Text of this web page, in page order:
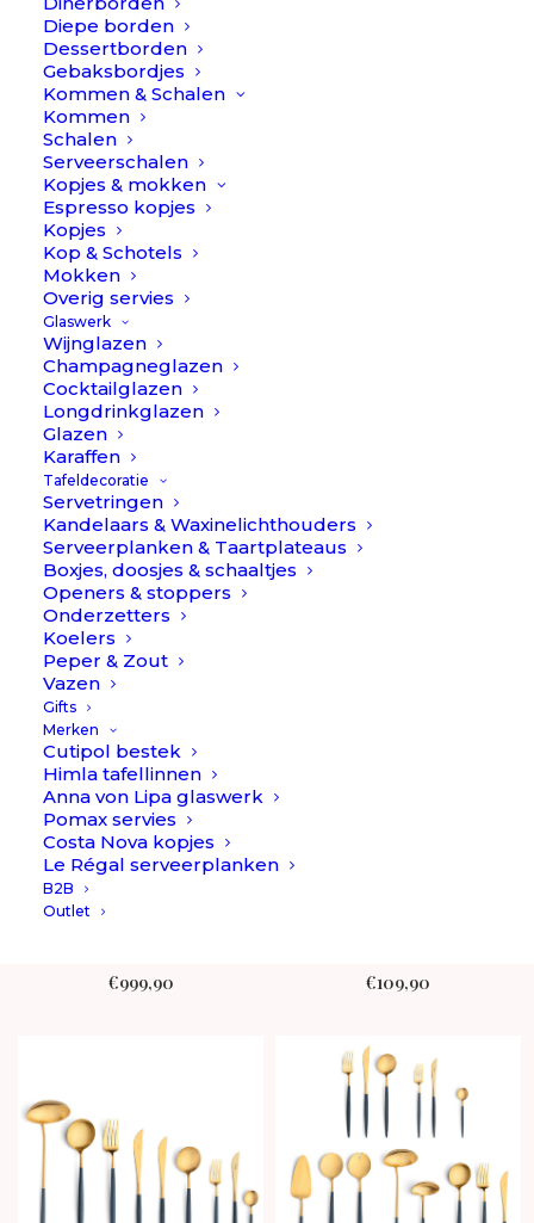
Diepe borden
Dessertborden
Gebaksbordjes
Kommen & Schalen
Kommen
Schalen
Serveerschalen
Kopjes & mokken
Espresso kopjes
Kopjes
Kop & Schotels
Mokken
Overig servies
Glaswerk
Wijnglazen
Champagneglazen
Cocktailglazen
Longdrinkglazen
Glazen
Karaffen
Tafeldecoratie
Servetringen
Kandelaars & Waxinelichthouders
Serveerplanken & Taartplateaus
Boxjes, doosjes & schaaltjes
Openers & stoppers
Onderzetters
Koelers
Peper & Zout
Vazen
Gifts
Merken
Cutipol bestek
Himla tafellinnen
Anna von Lipa glaswerk
Pomax servies
Costa Nova kopjes
Le Régal serveerplanken
B2B
Outlet
Cutipol Goa RVS
FILTERS
Goa - Blauw/Goud -
bestekset 130-delig //
Cutipol
€ 2.999,90
Goa - Blauw/Goud -
Bestekset 42-delig //
€999,90 €109,90